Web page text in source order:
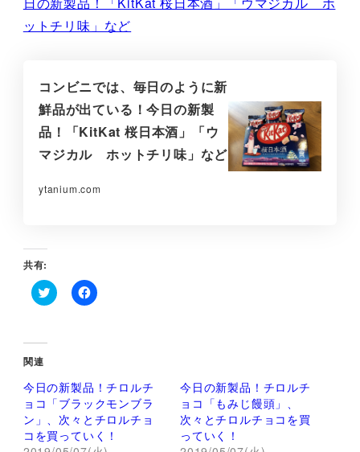
ットチリ味」など
コンビニでは、毎日のように新
鮮品が出ている！今日の新製
品！「KitKat 桜日本酒」「ウ
マジカル ホットチリ味」など
ytanium.com
共有:
ク
し
て
T
i
t
t
e
r
で
F
で
共
有
す
る
に
関連
今日の新製品！チロルチ
ョコ「ブラックモンブラ
ン」、次々とチロルチョ
コを買っていく！
今日の新製品！チロルチ
ョコ「もみじ饅頭」、
次々とチロルチョコを買
っていく！